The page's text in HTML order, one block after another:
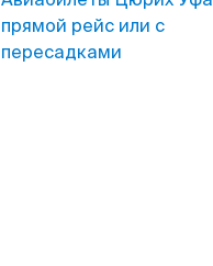
прямой рейс или с
пересадками